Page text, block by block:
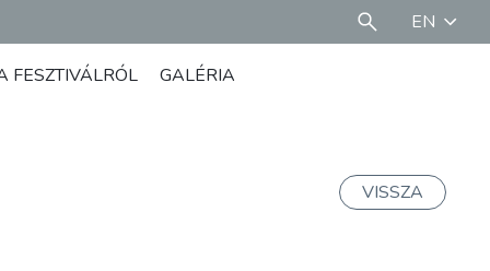
EN
FESZTIVÁLRÓL GALÉRIA
VISSZA